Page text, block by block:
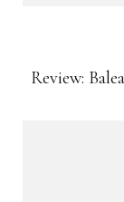
Review: